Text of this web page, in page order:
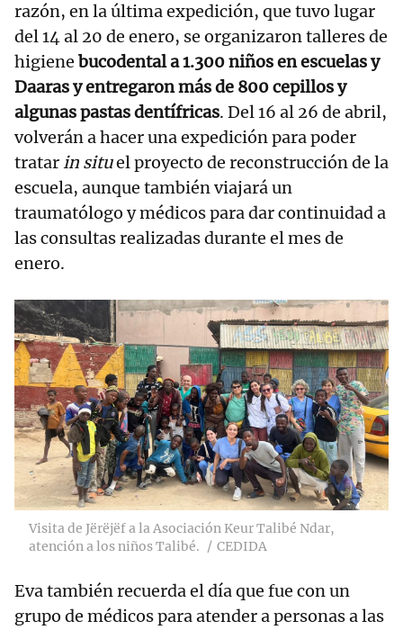
razón, en la última expedición, que tuvo lugar
del 14 al 20 de enero, se organizaron talleres de
higiene bucodental a 1.300 niños en escuelas y
Daaras y entregaron más de 800 cepillos y
algunas pastas dentífricas. Del 16 al 26 de abril,
volverán a hacer una expedición para poder
tratarin situel proyecto de reconstrucción de la
escuela, aunque también viajará un
traumatólogo y médicos para dar continuidad a
las consultas realizadas durante el mes de
enero.
Visita de Jërëjëf a la Asociación Keur Talibé Ndar,
atención a los niños Talibé.
CEDIDA
Eva también recuerda el día que fue con un
grupo de médicos para atender a personas a las